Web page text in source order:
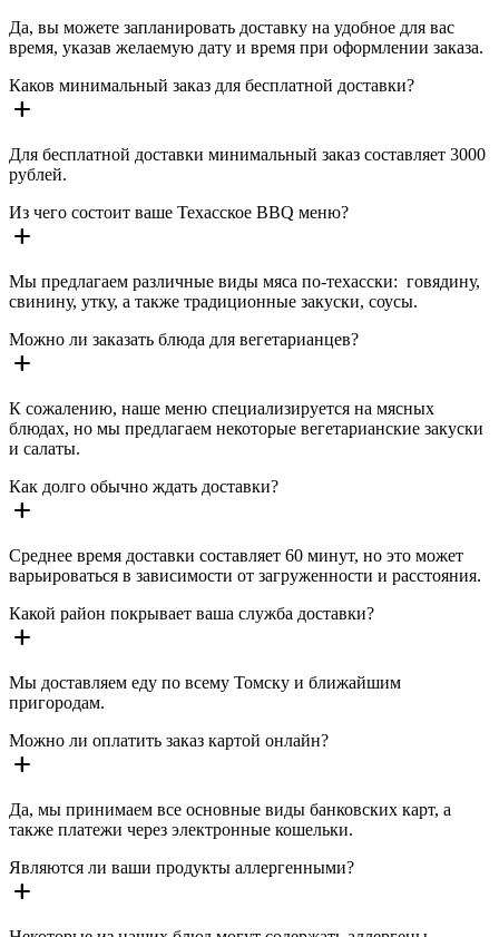
Да, вы можете запланировать доставку на удобное для вас
время, указав желаемую дату и время при оформлении заказа.
Каков минимальный заказ для бесплатной доставки?
add
Для бесплатной доставки минимальный заказ составляет 3000
рублей.
Из чего состоит ваше Техасское BBQ меню?
add
Мы предлагаем различные виды мяса по-техасски: говядину,
свинину, утку, а также традиционные закуски, соусы.
Можно ли заказать блюда для вегетарианцев?
add
К сожалению, наше меню специализируется на мясных
блюдах, но мы предлагаем некоторые вегетарианские закуски
и салаты.
Как долго обычно ждать доставки?
add
Среднее время доставки составляет 60 минут, но это может
варьироваться в зависимости от загруженности и расстояния.
Какой район покрывает ваша служба доставки?
add
Мы доставляем еду по всему Томску и ближайшим
пригородам.
Можно ли оплатить заказ картой онлайн?
add
Да, мы принимаем все основные виды банковских карт, а
также платежи через электронные кошельки.
Являются ли ваши продукты аллергенными?
add